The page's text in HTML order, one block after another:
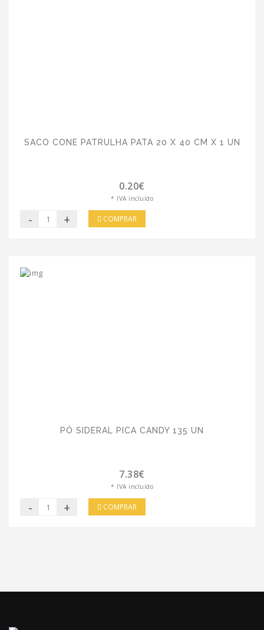
SACO CONE PATRULHA PATA 20 X 40 CM X 1 UN
0.20€
* IVA incluído
- + COMPRAR
PÓ SIDERAL PICA CANDY 135 UN
7.38€
* IVA incluído
- + COMPRAR